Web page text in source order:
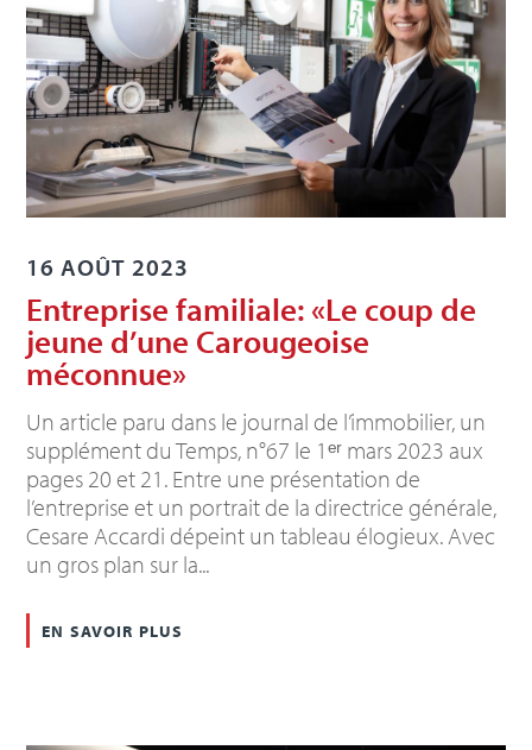
Entreprise familiale: «Le coup de
jeune d’une Carougeoise
méconnue»
16 AOÛT 2023
Un article paru dans le journal de l’immobilier, un
supplément du Temps, n°67 le 1ᵉʳ mars 2023 aux
pages 20 et 21. Entre une présentation de
l’entreprise et un portrait de la directrice générale,
Cesare Accardi dépeint un tableau élogieux. Avec
un gros plan sur la...
en savoir plus